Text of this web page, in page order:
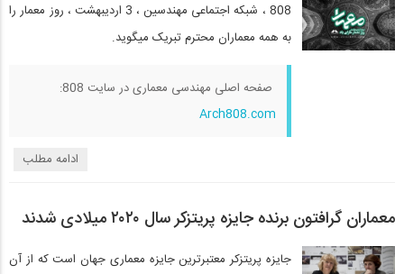
808 ، شبکه اجتماعی مهندسین ، 3 اردیبهشت ، روز معمار را
به همه معماران محترم تبریک میگوید.
صفحه اصلی مهندسی معماری در سایت 808:
Arch808.com
ادامه مطلب
معماران گرافتون برنده جایزه پریتزکر سال ۲۰۲۰ میلادی شدند
جایزه پریتزکر معتبرترین جایزه معماری جهان است که از آن